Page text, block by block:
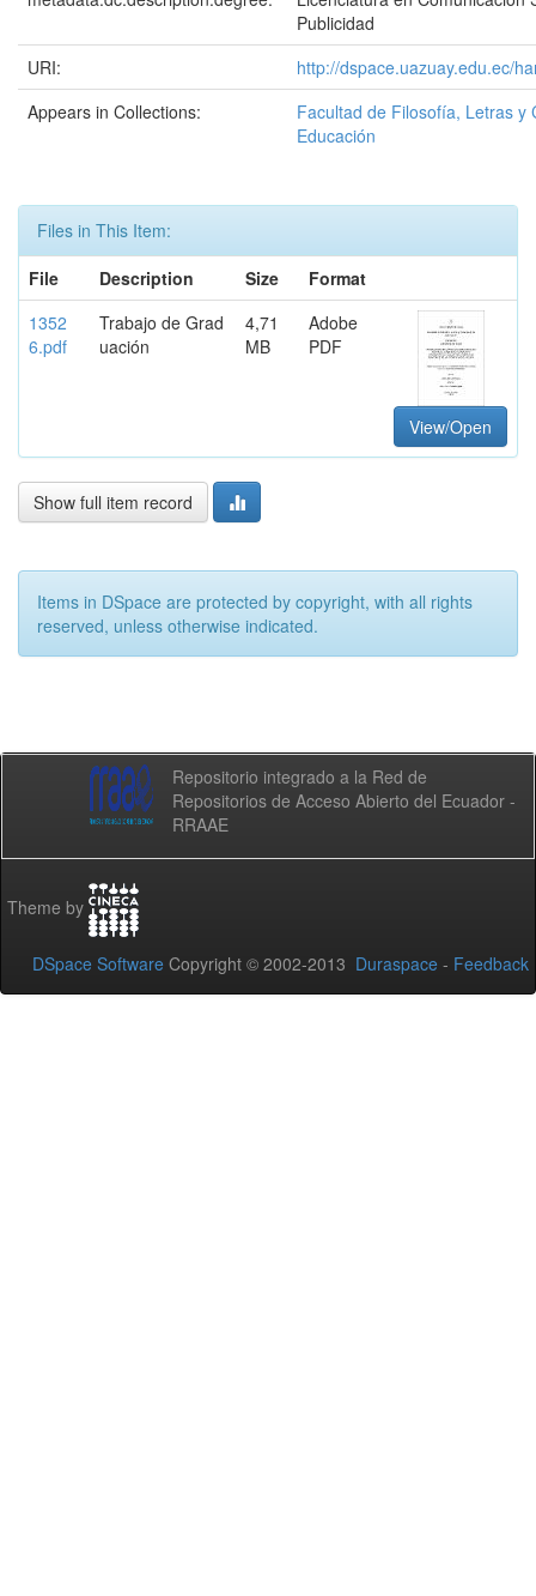
Publicidad
URI:
http://dspace.uazuay.edu.ec/
Appears in Collections:
Facultad de Filosofía, Letras y
Educación
Files in This Item:
File
Description Size
Format
1352
6.pdf
Trabajo de Grad
uación
4,71
MB
Adobe
PDF
View/Open
Show full item record
Items in DSpace are protected by copyright, with all rights
reserved, unless otherwise indicated.
Repositorio integrado a la Red de
Repositorios de Acceso Abierto del Ecuador -
RRAAE
Theme by
DSpace Software Copyright © 2002-2013 Duraspace - Feedback